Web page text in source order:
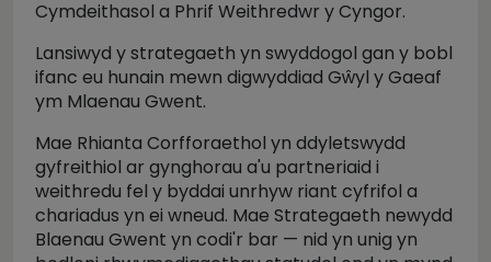
Cymdeithasol a Phrif Weithredwr y Cyngor.
Lansiwyd y strategaeth yn swyddogol gan y bobl
ifanc eu hunain mewn digwyddiad Gŵyl y Gaeaf
ym Mlaenau Gwent.
Mae Rhianta Corfforaethol yn ddyletswydd
gyfreithiol ar gynghorau a'u partneriaid i
weithredu fel y byddai unrhyw riant cyfrifol a
chariadus yn ei wneud. Mae Strategaeth newydd
Blaenau Gwent yn codi'r bar — nid yn unig yn